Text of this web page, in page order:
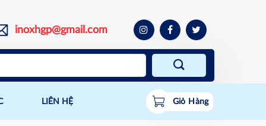
inoxhgp@gmail.com
LIÊN HỆ Giỏ Hàng